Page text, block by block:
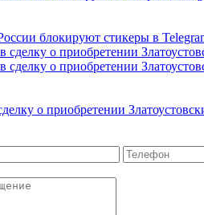
блокируют стикеры в
о приобретении